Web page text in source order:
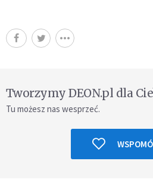
Tworzymy DEON.pl dla
Tu możesz nas wesprzeć.